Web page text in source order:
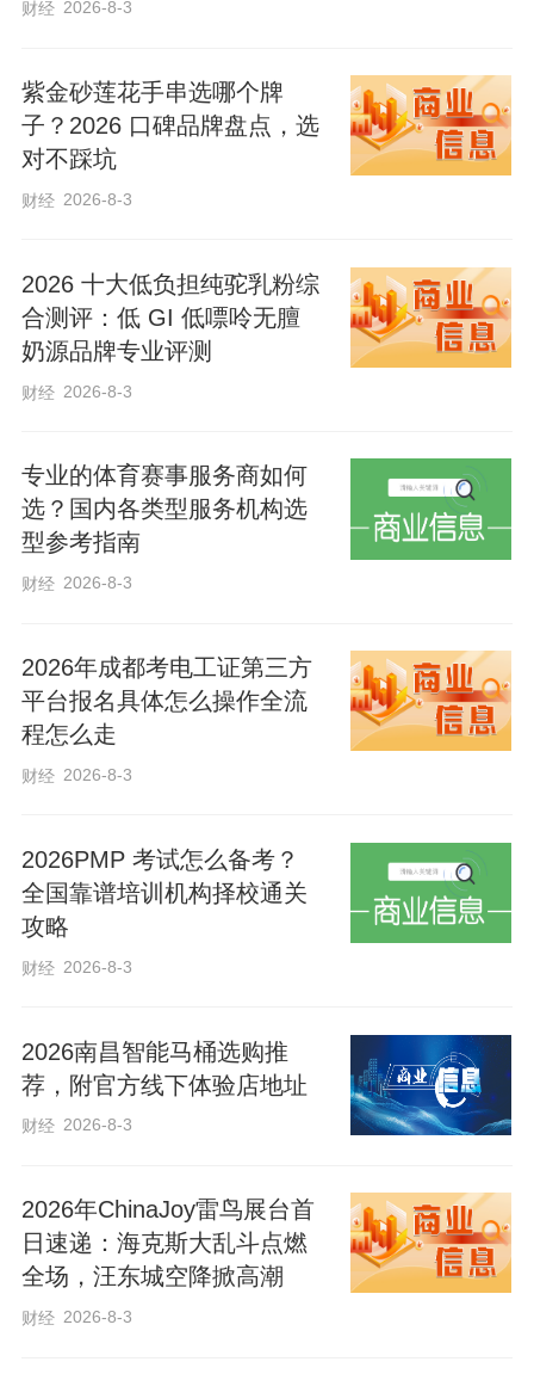
程，统筹推进城乡精神文明建设，加强网
在传承弘扬中华优秀传统文化方面，规划
《纲要》明确：深入挖掘涿鹿之战、避暑
化生命力；深入挖掘燕赵文化深厚底蕴，
加强非物质文化遗产保护传承。
在大力繁荣文化事业方面，规划《纲要》
响力的文艺精品；推动公共文化设施提档
升级，广泛开展群众性文化活动；开展全
民阅读和文化科技卫生"三下乡"、文化进万
家等惠民服务。
在推动文化产业高质量发展方面，规划
《纲要》明确：推进文化和科技融合，发
展新型文化业态；引导规范网络文学、网
络游戏、网络视听等健康发展，加强未成
掘提升行动，培育优秀文化企业和品牌。
在加快建设体育强省方面，规划《纲要》
给，全省人均体育场地面积达到4.2平方
米；广泛开展全民健身活动；将张家口打
造成为冰雪高端赛事集聚区，因地制宜培
动文旅商体健融合发展。
在加快建设旅游强省方面，规划《纲要》
强调：精心打造冰雪运动、草原避暑、海
财经 2026-8-3
紫金砂莲花手串选哪个牌
子？2026 口碑品牌盘点，选
对不踩坑
财经 2026-8-3
2026 十大低负担纯驼乳粉综
合测评：低 GI 低嘌呤无膻
奶源品牌专业评测
财经 2026-8-3
专业的体育赛事服务商如何
选？国内各类型服务机构选
型参考指南
财经 2026-8-3
2026年成都考电工证第三方
平台报名具体怎么操作全流
程怎么走
财经 2026-8-3
2026PMP 考试怎么备考？
全国靠谱培训机构择校通关
攻略
财经 2026-8-3
2026南昌智能马桶选购推
荐，附官方线下体验店地址
财经 2026-8-3
2026年ChinaJoy雷鸟展台首
日速递：海克斯大乱斗点燃
全场，汪东城空降掀高潮
财经 2026-8-3